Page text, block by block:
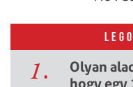
1.
Olyan